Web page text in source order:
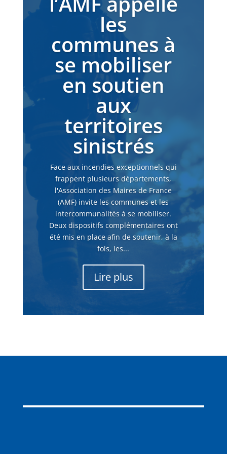
les
communes à
se mobiliser
en soutien
aux
territoires
sinistrés
Face aux incendies exceptionnels qui
frappent plusieurs départements,
l'Association des Maires de France
(AMF) invite les communes et les
intercommunalités à se mobiliser.
Deux dispositifs complémentaires ont
été mis en place afin de soutenir, à la
fois, les...
Lire plus